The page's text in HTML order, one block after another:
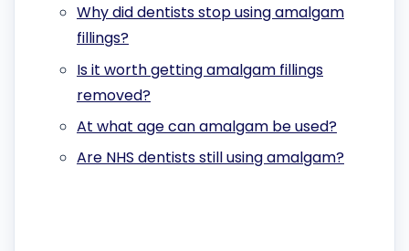
Why did dentists stop using amalgam
fillings?
Is it worth getting amalgam fillings
removed?
At what age can amalgam be used?
Are NHS dentists still using amalgam?